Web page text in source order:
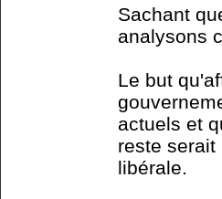
Sachant
analysons
Le but
actuels et
reste
libérale.